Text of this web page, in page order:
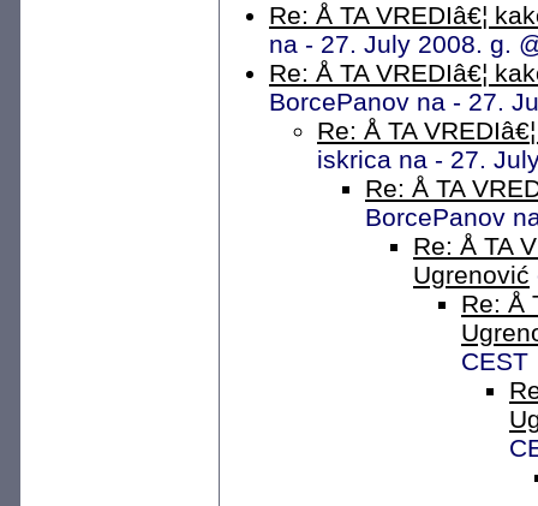
Re: Å TA VREDIâ€¦
na - 27. July 2008. g.
Re: Å TA VREDIâ€¦
BorcePanov na - 27.
Re: Å TA
iskrica na - 27.
Re: Å TA
BorcePanov
Re: Å TA
Ugrenović
Re: Å
CEST